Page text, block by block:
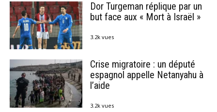
Dor Turgeman réplique par un
but face aux « Mort à Israël »
3.2k vues
Crise migratoire : un député
espagnol appelle Netanyahu à
l’aide
3.2k vues